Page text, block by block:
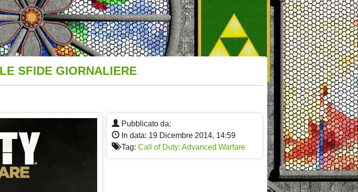
SFIDE GIORNALIERE
Pubblicato da:
In data: 19 Dicembre 2014, 14:59
Tag: Call of Duty: Advanced Warfare